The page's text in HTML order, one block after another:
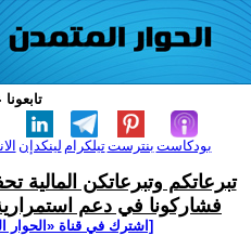
لينكدإن تيلكرامبنترست بودكاست
تبرعاتكم وتبرعاتكن المالية
فشاركونا في دعم
[اشترك في قناة ‫«الحوار